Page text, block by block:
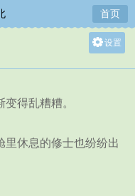
首页
设置
得乱糟糟。
休息的修士也纷纷出